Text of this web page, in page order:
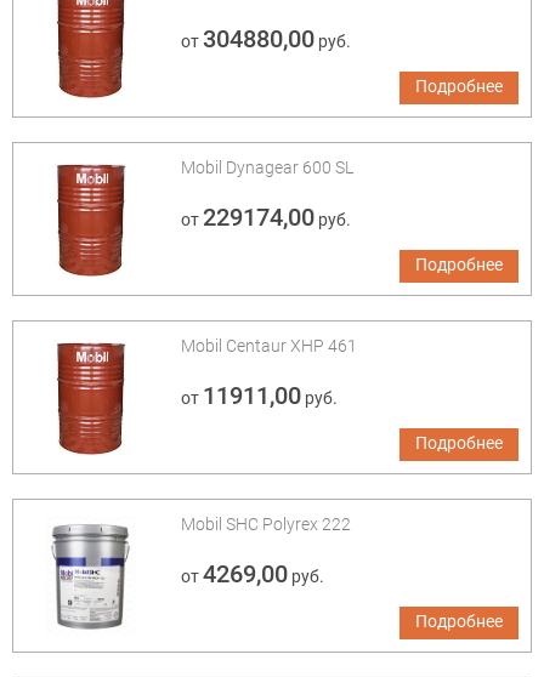
от304880,00руб.
Подробнее
Mobil Dynagear 600 SL
от 229174,00руб.
Подробнее
Mobil Centaur XHP 461
от 11911,00руб.
Подробнее
Mobil SHC Polyrex 222
от4269,00руб.
Подробнее